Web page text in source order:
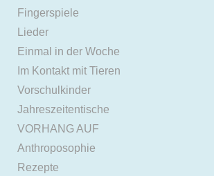
Fingerspiele
Lieder
Einmal in der Woche
Im Kontakt mit Tieren
Vorschulkinder
Jahreszeitentische
VORHANG AUF
Anthroposophie
Rezepte